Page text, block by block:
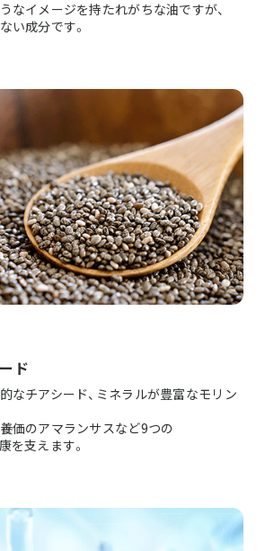
なイメージを持たれがちな油ですが、
い成分です。
ド
なチアシード、ミネラルが豊富なモリン
価のアマランサスなど9つの
を支えます。